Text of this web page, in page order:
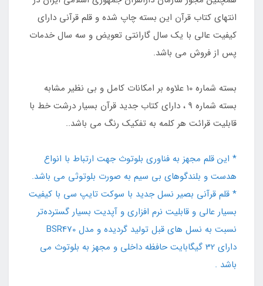
انتهای کتاب قرآن این بسته چاپ شده و قلم قرآنی دارای
کیفیت عالی با یک سال گارانتی تعویض و سه سال خدمات
پس از فروش می باشد.
بسته شماره 10 علاوه بر امکانات کامل و بی نظیر مشابه
بسته شماره 9 ، دارای کتاب جدید قرآن بسیار درشت خط با
قابلیت قرائت هر کلمه به تفکیک رنگ می باشد..
* این قلم مجهز به فناوری بلوتوث جهت ارتباط با انواع
هدست و بلندگوهای بی سیم به صورت بلوتوثی می باشد.
* قلم قرآنی بصیر نسل جدید با سوکت تایپ سی با کیفیت
بسیار عالی و قابلیت نرم افزاری و آپدیت بسیار گسترده‌تر
نسبت به نسل های قبل تولید گردیده و مدل BSR470
دارای 32 گیگابایت حافظه داخلی و مجهز به بلوتوث می
باشد .